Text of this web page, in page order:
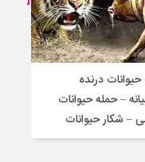
درنده
– حمله حیوانات
– شکار حیوانات